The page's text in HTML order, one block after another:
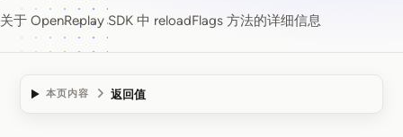
关于 OpenReplay SDK 中 reloadFlags 方法的详细信息
本页内容 返回值